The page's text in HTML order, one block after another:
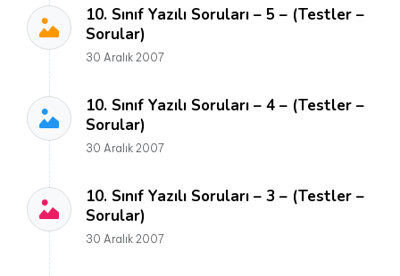
10. Sınıf Yazılı Soruları – 5 – (Testler –
Sorular)
30 Aralık 2007
10. Sınıf Yazılı Soruları – 4 – (Testler –
Sorular)
30 Aralık 2007
10. Sınıf Yazılı Soruları – 3 – (Testler –
Sorular)
30 Aralık 2007